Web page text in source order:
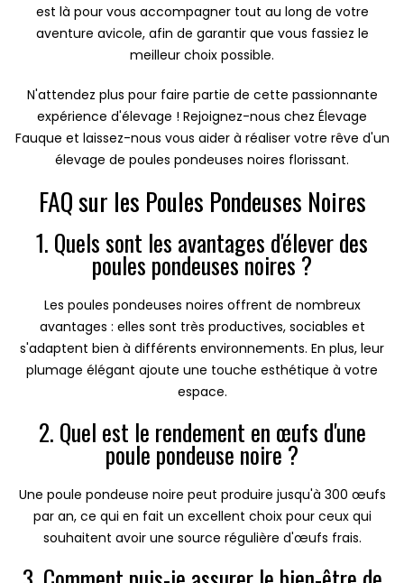
est là pour vous accompagner tout au long de votre
aventure avicole, afin de garantir que vous fassiez le
meilleur choix possible.
N'attendez plus pour faire partie de cette passionnante
expérience d'élevage ! Rejoignez-nous chez Élevage
Fauque et laissez-nous vous aider à réaliser votre rêve d'un
élevage de poules pondeuses noires florissant.
FAQ sur les Poules Pondeuses Noires
1. Quels sont les avantages d'élever des
poules pondeuses noires ?
Les poules pondeuses noires offrent de nombreux
avantages : elles sont très productives, sociables et
s'adaptent bien à différents environnements. En plus, leur
plumage élégant ajoute une touche esthétique à votre
espace.
2. Quel est le rendement en œufs d'une
poule pondeuse noire ?
Une poule pondeuse noire peut produire jusqu'à 300 œufs
par an, ce qui en fait un excellent choix pour ceux qui
souhaitent avoir une source régulière d'œufs frais.